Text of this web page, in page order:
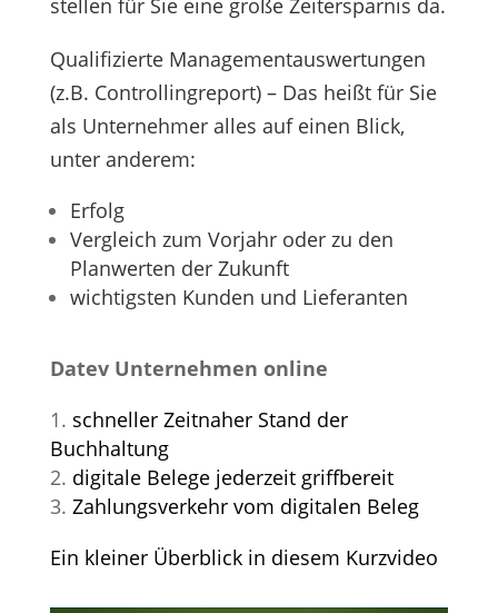
Qualifizierte Managementauswertungen
(z.B. Controllingreport) – Das heißt für Sie
als Unternehmer alles auf einen Blick,
unter anderem:
Erfolg
Vergleich zum Vorjahr oder zu den
Planwerten der Zukunft
wichtigsten Kunden und Lieferanten
Datev Unternehmen online
schneller Zeitnaher Stand der
Buchhaltung
digitale Belege jederzeit griffbereit
Zahlungsverkehr vom digitalen Beleg
Ein kleiner Überblick in diesem Kurzvideo